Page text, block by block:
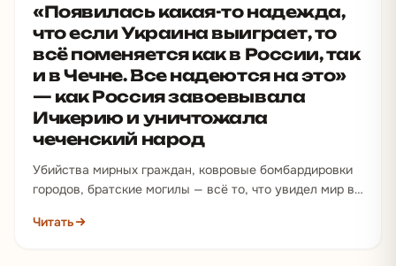
«Появилась какая-то надежда,
что если Украина выиграет, то
всё поменяется как в России, так
и в Чечне. Все надеются на это»
— как Россия завоевывала
Ичкерию и уничтожала
чеченский народ
Убийства мирных граждан, ковровые бомбардировки
городов, братские могилы — всё то, что увидел мир в
уже…
Читать